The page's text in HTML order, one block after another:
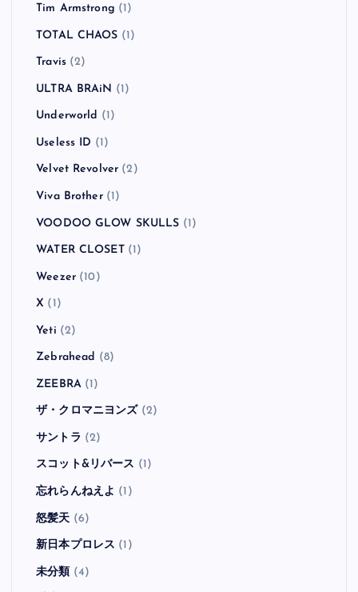
Tim Armstrong (1)
TOTAL CHAOS (1)
Travis(2)
ULTRA BRAiN (1)
Underworld (1)
Useless ID (1)
Velvet Revolver (2)
Viva Brother(1)
VOODOO GLOW SKULLS (1)
WATER CLOSET(1)
Weezer(10)
X (1)
Yeti (2)
Zebrahead (8)
ZEEBRA(1)
ザ・クロマニヨンズ (2)
サントラ (2)
スコット&リバース (1)
忘れらんねえよ (1)
怒髪天 (6)
新日本プロレス (1)
未分類 (4)